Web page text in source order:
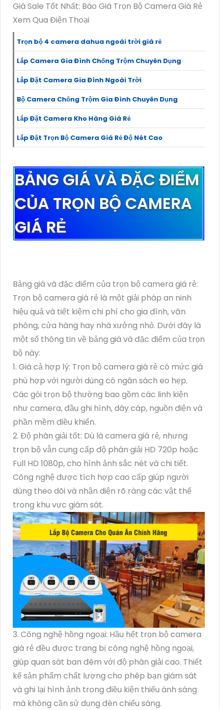
Giá Sale Tốt Nhất: Báo Giá Trọn Bộ Camera Giá Rẻ
Xem Qua Điện Thoại
Trọn bộ 4 camera dahua ngoài trời giá rẻ
Lắp Camera Gia Đình Chống Trộm Chuyên Dụng
Lắp Đặt Camera Gia Đình Ngoài Trời
Bộ Camera Chống Trộm Gia Đình Chuyên Dụng
Lắp Đặt Camera Kho Hàng Giá Rẻ
Lắp Đặt Trọn Bộ Camera Giá Rẻ Độ Nét Cao
BẢNG GIÁ VÀ ĐẶC ĐIỂM
CỦA TRỌN BỘ CAMERA
GIÁ RẺ
Bảng giá và đặc điểm của trọn bộ camera giá rẻ:
Trọn bộ camera giá rẻ là một giải pháp an ninh
hiệu quả và tiết kiệm chi phí cho gia đình, văn
phòng, cửa hàng hay nhà xưởng nhỏ. Dưới đây là
một số thông tin về bảng giá và đặc điểm của trọn
bộ này:
1. Giá cả hợp lý: Trọn bộ camera giá rẻ có mức giá
phù hợp với người dùng có ngân sách eo hẹp.
Các gói trọn bộ thường bao gồm các linh kiện
như camera, đầu ghi hình, dây cáp, nguồn điện và
phần mềm điều khiển.
2. Độ phân giải tốt: Dù là camera giá rẻ, nhưng
trọn bộ vẫn cung cấp độ phân giải HD 720p hoặc
Full HD 1080p, cho hình ảnh sắc nét và chi tiết.
Công nghệ được tích hợp cao cấp giúp người
dùng theo dõi và nhận diện rõ ràng các vật thể
trong khu vực giám sát.
3. Công nghệ hồng ngoại: Hầu hết trọn bộ camera
giá rẻ đều được trang bị công nghệ hồng ngoại,
giúp quan sát ban đêm với độ phân giải cao. Thiết
kế sản phẩm chất lượng cho phép bạn giám sát
và ghi lại hình ảnh trong điều kiện thiếu ánh sáng
mà không cần sử dụng đèn chiếu sáng.